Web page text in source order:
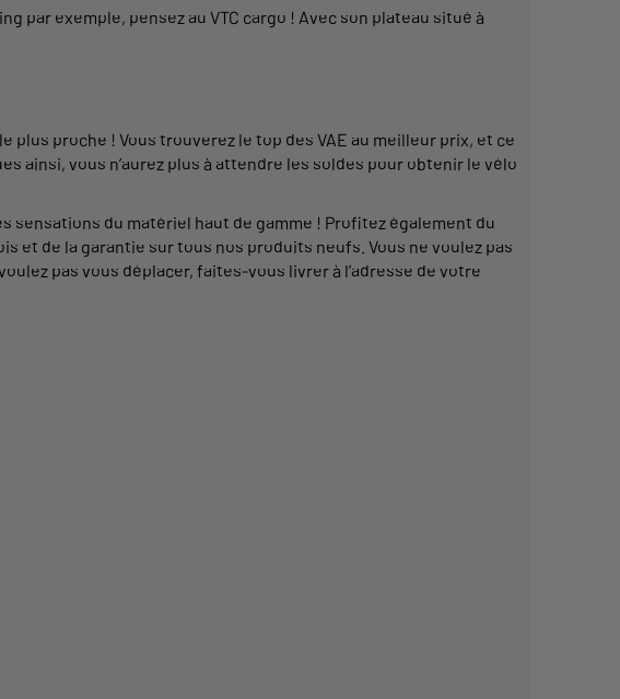
par exemple, pensez au VTC cargo ! Avec son plateau situé à
le plus proche ! Vous trouverez le top des VAE au meilleur prix, et ce
ainsi, vous n’aurez plus à attendre les soldes pour obtenir le vélo
sensations du matériel haut de gamme ! Profitez également du
et de la garantie sur tous nos produits neufs. Vous ne voulez pas
pas vous déplacer, faites-vous livrer à l’adresse de votre